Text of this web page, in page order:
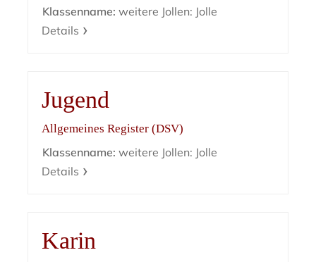
Klassenname: weitere Jollen: Jolle
Details
Jugend
Allgemeines Register (DSV)
Klassenname: weitere Jollen: Jolle
Details
Karin